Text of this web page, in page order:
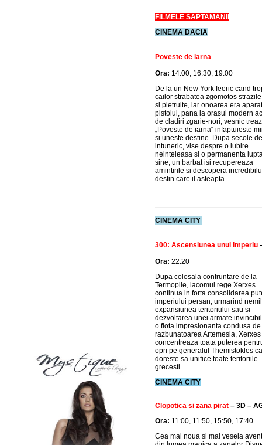
FILMELE SAPTAMANII
CINEMA DACIA
Poveste de iarna
Ora: 14:00, 16:30, 19:00
De la un New York feeric cand
cailor strabatea zgomotos
si pietruite, iar onoarea era
pistolul, pana la orasul modern
de cladiri zgarie-nori, vesnic
„Poveste de iarna“ infaptuieste
si uneste destine. Dupa secole de
intuneric, vise despre o iubire
neinteleasa si o permanenta
sine, un barbat isi recupereaza
amintirile si descopera
destin care il asteapta.
CINEMA CITY
300: Ascensiunea unui imperiu
Ora: 22:20
Dupa colosala confruntare de la
Termopile, lacomul rege Xerxes
continua in forta consolidarea
imperiului persan, urmarind
expansiunea teritoriului sau si
dezvoltarea unei armate
o flota impresionanta condusa de
razbunatoarea Artemesia,
concentreaza toata puterea
opri pe generalul Themistokles
doreste sa unifice toate teritoriile
grecesti.
CINEMA CITY
Clopotica si zana pirat – 3D –
Ora: 11:00, 11:50, 15:50, 17:40
Cea mai noua si mai vesela